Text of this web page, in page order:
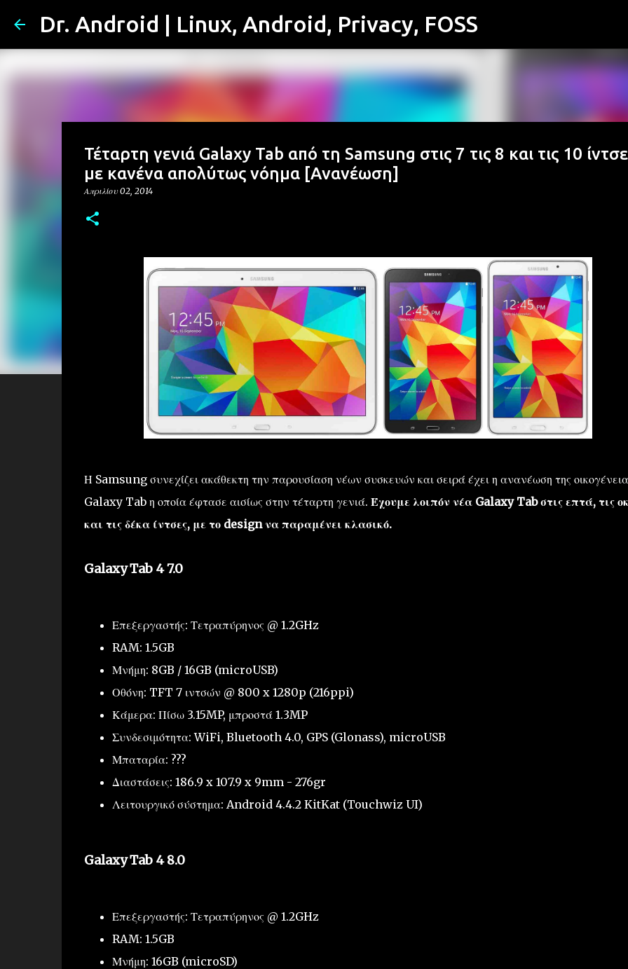
Μετάβαση στο κύριο περιεχόμενο
Dr. Android | Linux, Android, Privacy, FOSS
Τέταρτη γενιά Galaxy Tab από τη Samsung στις 7 τις 8 και τις 10
με κανένα απολύτως νόημα [Ανανέωση]
Απριλίου 02, 2014
Η Samsung συνεχίζει ακάθεκτη την παρουσίαση νέων συσκευών και σειρά έχει η ανανέωση της
Galaxy Tab η οποία έφτασε αισίως στην τέταρτη γενιά. Έχουμε λοιπόν νέα Galaxy Tab στις επτά, τις
και τις δέκα ίντσες, με το design να παραμένει κλασικό.
Galaxy Tab 4 7.0
Επεξεργαστής: Τετραπύρηνος @ 1.2GHz
RAM: 1.5GB
Μνήμη: 8GB / 16GB (microUSB)
Οθόνη: TFT 7 ιντσών @ 800 x 1280p (216ppi)
Κάμερα: Πίσω 3.15MP, μπροστά 1.3MP
Συνδεσιμότητα: WiFi, Bluetooth 4.0, GPS (Glonass), microUSB
Μπαταρία: ???
Διαστάσεις: 186.9 x 107.9 x 9mm - 276gr
Λειτουργικό σύστημα: Android 4.4.2 KitKat (Touchwiz UI)
Galaxy Tab 4 8.0
Επεξεργαστής: Τετραπύρηνος @ 1.2GHz
RAM: 1.5GB
Μνήμη: 16GB (microSD)